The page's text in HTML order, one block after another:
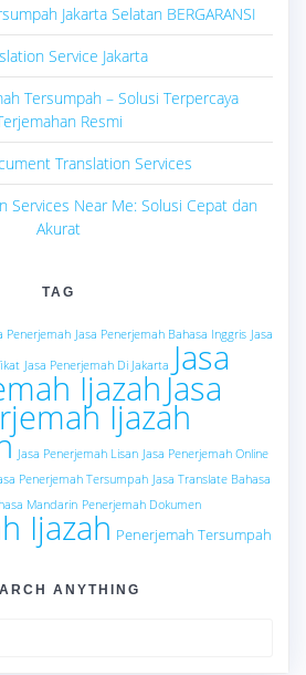
Jakarta Selatan BERGARANSI
Service Jakarta
Tersumpah – Solusi Terpercaya
Resmi
Translation Services
Services Near Me: Solusi Cepat dan
Akurat
TAG
Penerjemah Jasa Penerjemah Bahasa Inggris Jasa
Jasa Penerjemah Di Jakarta Jasa
Ijazah Jasa
Ijazah
Jasa Penerjemah Lisan Jasa Penerjemah Online
Penerjemah Tersumpah Jasa Translate Bahasa
Mandarin Penerjemah Dokumen
Ijazah Penerjemah Tersumpah
ANYTHING